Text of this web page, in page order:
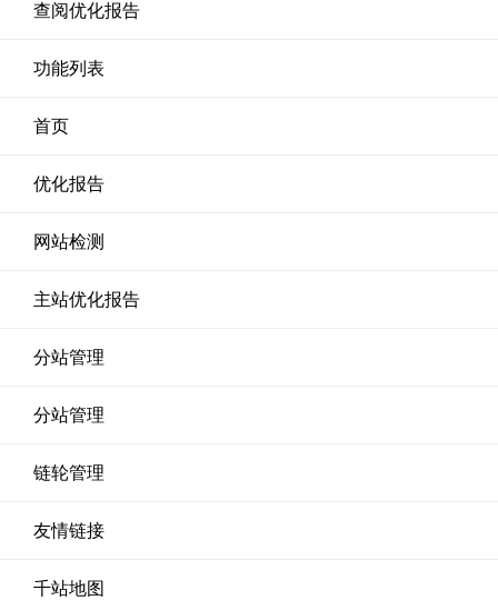
查阅优化报告
功能列表
首页
优化报告
网站检测
主站优化报告
分站管理
分站管理
链轮管理
友情链接
千站地图